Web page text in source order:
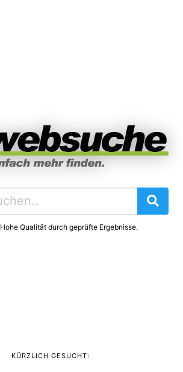
Hohe Qualität durch geprüfte Ergebnisse.
KÜRZLICH GESUCHT: